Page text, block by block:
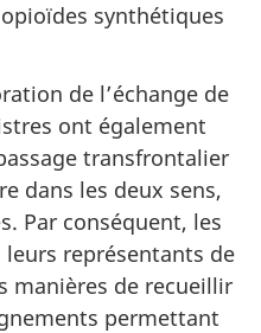
synthétiques
de l’échange de
ont également
transfrontalier
dans les deux sens,
Par conséquent, les
représentants de
manières de recueillir
permettant